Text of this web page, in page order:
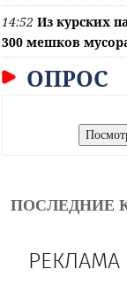
14:52 Из курских
300 мешков
ОПРОС
ПОСЛЕДНИЕ
РЕКЛАМА